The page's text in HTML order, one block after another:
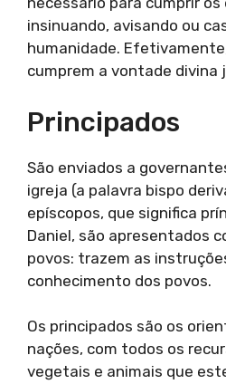
insinuando, avisando ou
humanidade.
cumprem a vontade divina
Principados
São enviados a
igreja (a palavra bispo
epíscopos, que significa
Daniel, são apresentados
povos: trazem as
conhecimento dos povos.
Os principados são os
nações, com todos os
vegetais e animais que